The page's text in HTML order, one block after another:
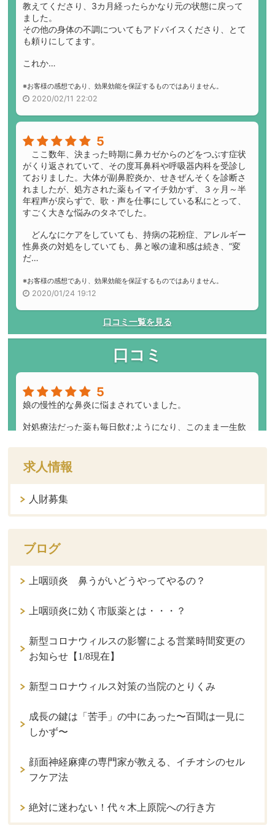
求人情報
人財募集
ブログ
上咽頭炎 鼻うがいどうやってやるの？
上咽頭炎に効く市販薬とは・・・？
新型コロナウィルスの影響による営業時間変更の
お知らせ【1/8現在】
新型コロナウィルス対策の当院のとりくみ
成長の鍵は「苦手」の中にあった〜百聞は一見に
しかず〜
顔面神経麻痺の専門家が教える、イチオシのセル
フケア法
絶対に迷わない！代々木上原院への行き方